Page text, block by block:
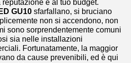
e al tuo budget.
GU10 sfarfallano, si bruciano
non si accendono, non
sono sorprendentemente comuni
sia nelle installazioni
Fortunatamente, la maggior
da cause prevenibili, ed è qui